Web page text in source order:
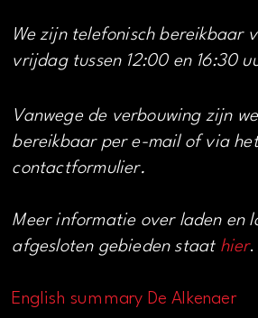
We zijn telefonisch bereikbaar
vrijdag tussen 12:00 en 16:30
Vanwege de verbouwing zijn
bereikbaar per e-mail of via het
contactformulier.
Meer informatie over laden en
afgesloten gebieden staat hier.
English summary De Alkenaer